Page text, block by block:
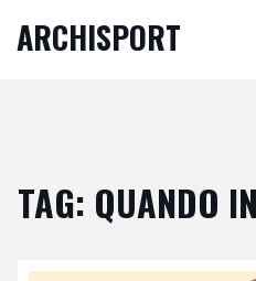
ARCHISPORT
TAG: QUANDO